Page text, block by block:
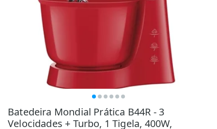
Batedeira Mondial Prática B44R - 3
Velocidades + Turbo, 1 Tigela, 400W,